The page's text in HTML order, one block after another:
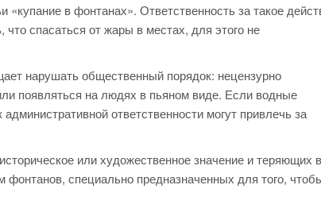
«купание в фонтанах». Ответственность за такое
спасаться от жары в местах, для этого не
нарушать общественный порядок: нецензурно
появляться на людях в пьяном виде. Если водные
ответственности могут привлечь за
или художественное значение и теряющих в
специально предназначенных для того,